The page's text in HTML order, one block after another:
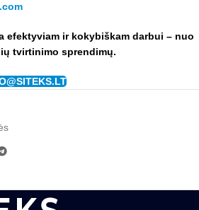
efektyviam ir kokybiškam darbui – nuo
tvirtinimo sprendimų.